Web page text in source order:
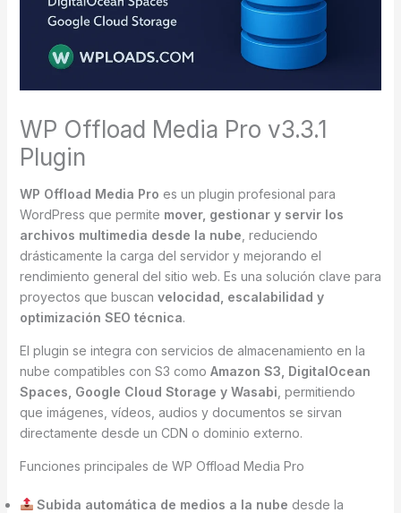
WP Offload Media Pro v3.3.1
Plugin
WP Offload Media Pro es un plugin profesional para
WordPress que permite mover, gestionar y servir los
archivos multimedia desde la nube , reduciendo
drásticamente la carga del servidor y mejorando el
rendimiento general del sitio web. Es una solución clave para
proyectos que buscan velocidad, escalabilidad y
optimización SEO técnica.
El plugin se integra con servicios de almacenamiento en la
nube compatibles con S3 como Amazon S3, DigitalOcean
Spaces, Google Cloud Storage y Wasabi , permitiendo
que imágenes, vídeos, audios y documentos se sirvan
directamente desde un CDN o dominio externo.
Funciones principales de WP Offload Media Pro
Subida automática de medios a la nube desde la